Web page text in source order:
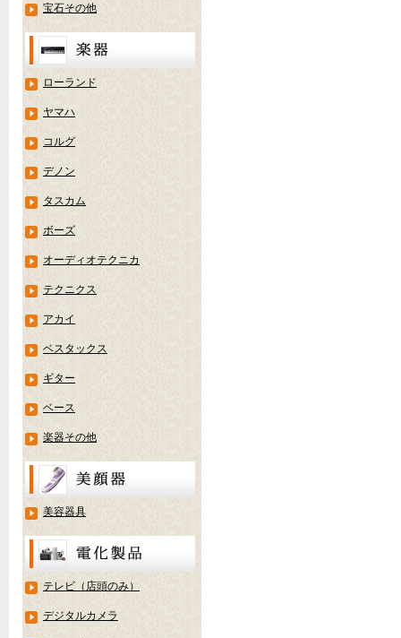
宝石その他
ローランド
ヤマハ
コルグ
デノン
タスカム
ボーズ
オーディオテクニカ
テクニクス
アカイ
ベスタックス
ギター
ベース
楽器その他
美容器具
テレビ（店頭のみ）
デジタルカメラ